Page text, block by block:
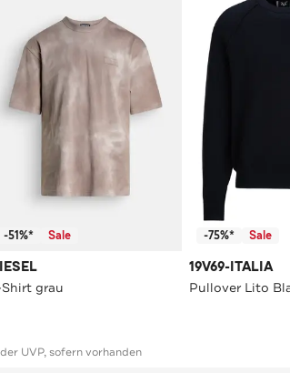
-51%* Sale
grau
-75%* Sale
19V69-ITALIA
Pullover Lito
UVP, sofern vorhanden